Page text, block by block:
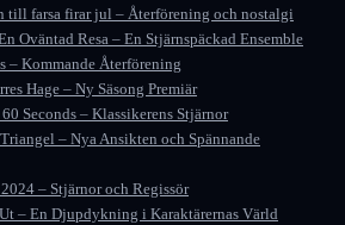
till farsa firar jul – Återförening och nostalgi
Oväntad Resa – En Stjärnspäckad Ensemble
– Kommande Återförening
Hage – Ny Säsong Premiär
Seconds – Klassikerens Stjärnor
– Nya Ansikten och Spännande
– Stjärnor och Regissör
– En Djupdykning i Karaktärernas Värld